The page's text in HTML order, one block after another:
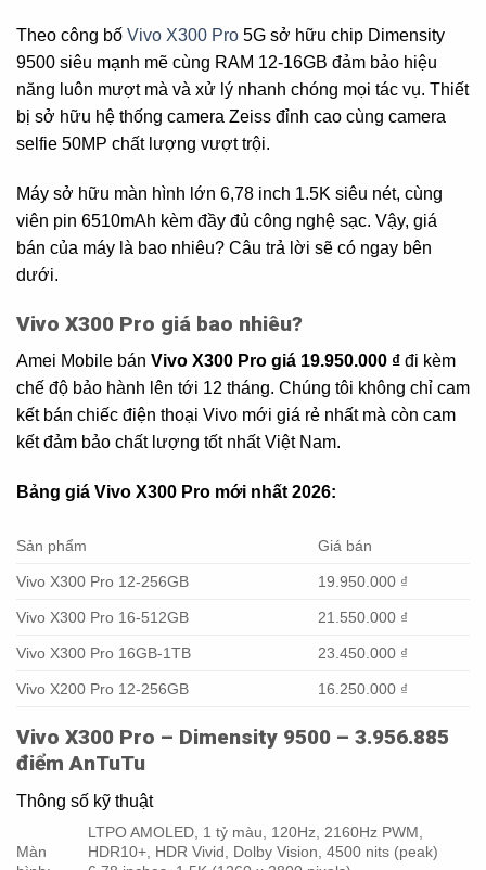
Theo công bố Vivo X300 Pro 5G sở hữu chip Dimensity
9500 siêu mạnh mẽ cùng RAM 12-16GB đảm bảo hiệu
năng luôn mượt mà và xử lý nhanh chóng mọi tác vụ. Thiết
bị sở hữu hệ thống camera Zeiss đỉnh cao cùng camera
selfie 50MP chất lượng vượt trội.
Máy sở hữu màn hình lớn 6,78 inch 1.5K siêu nét, cùng
viên pin 6510mAh kèm đầy đủ công nghệ sạc. Vậy, giá
bán của máy là bao nhiêu? Câu trả lời sẽ có ngay bên
dưới.
Vivo X300 Pro giá bao nhiêu?
Amei Mobile bán Vivo X300 Pro giá 19.950.000 ₫ đi kèm
chế độ bảo hành lên tới 12 tháng. Chúng tôi không chỉ cam
kết bán chiếc điện thoại Vivo mới giá rẻ nhất mà còn cam
kết đảm bảo chất lượng tốt nhất Việt Nam.
Bảng giá Vivo X300 Pro mới nhất 2026:
Sản phẩm Giá bán
Vivo X300 Pro 12-256GB 19.950.000 ₫
Vivo X300 Pro 16-512GB 21.550.000 ₫
Vivo X300 Pro 16GB-1TB 23.450.000 ₫
Vivo X200 Pro 12-256GB 16.250.000 ₫
Vivo X300 Pro – Dimensity 9500 – 3.956.885
điểm AnTuTu
Thông số kỹ thuật
Màn
LTPO AMOLED, 1 tỷ màu, 120Hz, 2160Hz PWM,
HDR10+, HDR Vivid, Dolby Vision, 4500 nits (peak)